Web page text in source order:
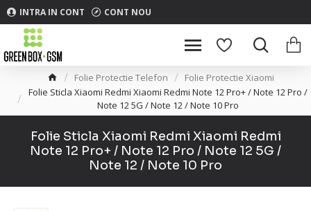
INTRA IN CONT CONT NOU
Folie Protectie Telefon
Folie Protectie Xiaomi
Folie Sticla Xiaomi Redmi Xiaomi Redmi Note 12 Pro+ / Note 12 Pro /
Note 12 5G / Note 12 / Note 10 Pro
Folie Sticla Xiaomi Redmi Xiaomi Redmi
Note 12 Pro+ / Note 12 Pro / Note 12 5G /
Note 12 / Note 10 Pro